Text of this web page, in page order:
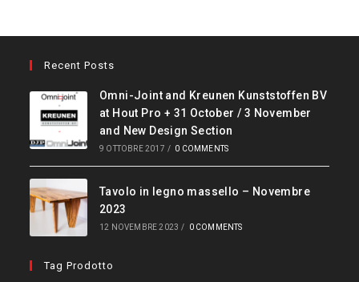
Recent Posts
Omni-Joint and Kreunen Kunststoffen BV
at Hout Pro + 31 October / 3 November
and New Design Section
9 OTTOBRE 2017 / 0 COMMENTS
Tavolo in legno massello – Novembre
2023
12 NOVEMBRE 2023 / 0 COMMENTS
Tag Prodotto